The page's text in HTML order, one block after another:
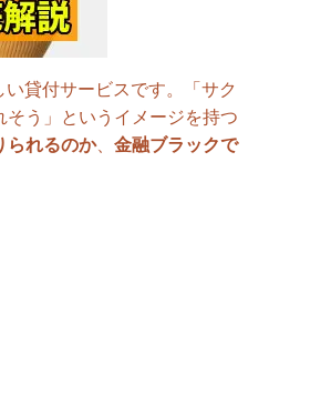
貸付サービスです。「サク
う」というイメージを持つ
られるのか、 金融ブラックで